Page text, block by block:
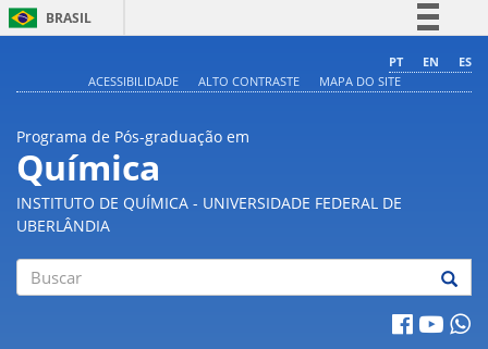
BRASIL
Comunica BR
PT EN
ES
ACESSIBILIDADE
ALTO CONTRASTE MAPA DO SITE
Programa de Pós-graduação em
Química
INSTITUTO DE QUÍMICA - UNIVERSIDADE FEDERAL DE
UBERLÂNDIA